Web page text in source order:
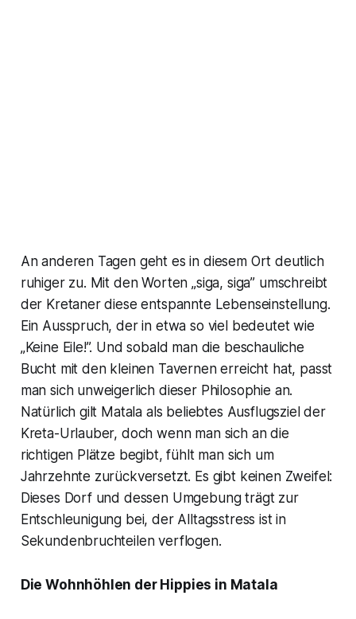
An anderen Tagen geht es in diesem Ort deutlich
ruhiger zu. Mit den Worten „siga, siga” umschreibt
der Kretaner diese entspannte Lebenseinstellung.
Ein Ausspruch, der in etwa so viel bedeutet wie
„Keine Eile!”. Und sobald man die beschauliche
Bucht mit den kleinen Tavernen erreicht hat, passt
man sich unweigerlich dieser Philosophie an.
Natürlich gilt Matala als beliebtes Ausflugsziel der
Kreta-Urlauber, doch wenn man sich an die
richtigen Plätze begibt, fühlt man sich um
Jahrzehnte zurückversetzt. Es gibt keinen Zweifel:
Dieses Dorf und dessen Umgebung trägt zur
Entschleunigung bei, der Alltagsstress ist in
Sekundenbruchteilen verflogen.
Die Wohnhöhlen der Hippies in Matala